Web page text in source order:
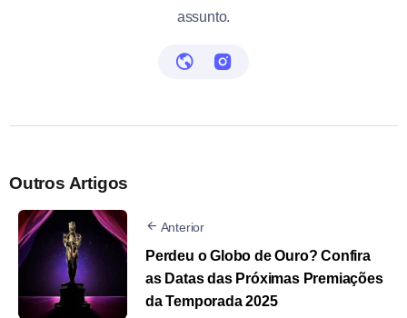
assunto.
Outros Artigos
Anterior
Perdeu o Globo de Ouro? Confira
as Datas das Próximas Premiações
da Temporada 2025